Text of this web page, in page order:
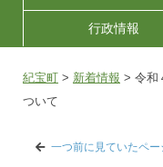
行政情報
紀宝町 > 新着情報 > 令和
ついて
一つ前に見ていたペー